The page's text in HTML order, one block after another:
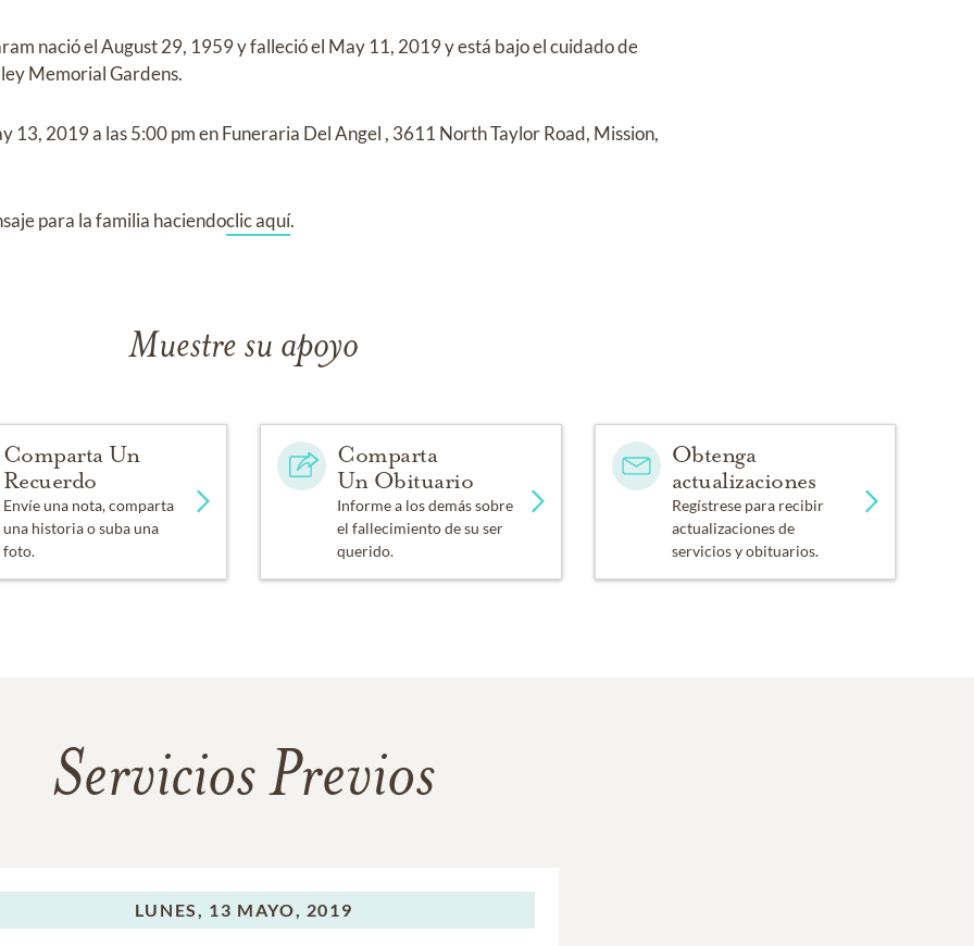
nació elAugust 29, 1959yfalleció el May 11, 2019yestá bajo el cuidado de
Memorial Gardens.
13, 2019a las5:00 pmenFuneraria Del Angel , 3611 North Taylor Road, Mission,
para la familia haciendoclic aquí.
Muestre su apoyo
Comparta Un
Recuerdo
Envíe una nota, comparta
una historia o suba una
foto.
Comparta
Un Obituario
Informe a los demás sobre
el fallecimiento de su ser
querido.
Obtenga
actualizaciones
Regístrese para recibir
actualizaciones de
servicios y obituarios.
Servicios Previos
LUNES, 13 MAYO, 2019